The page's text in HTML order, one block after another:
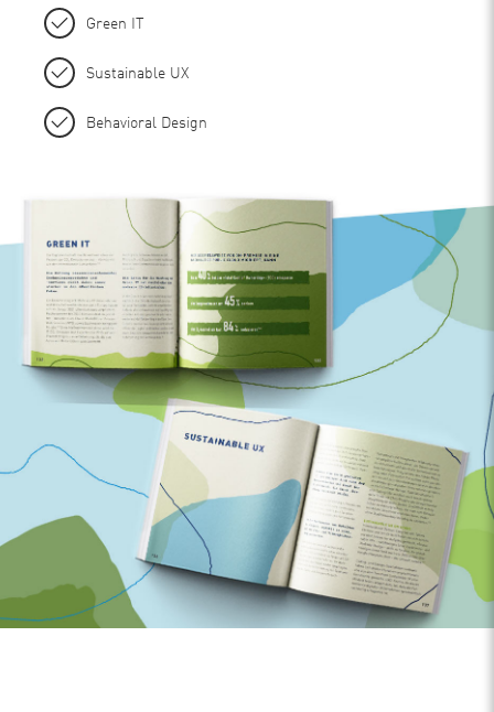
Green IT
Sustainable UX
Behavioral Design